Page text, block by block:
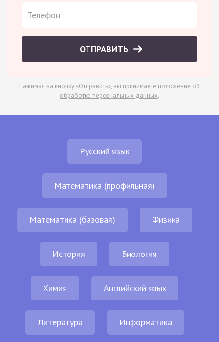
ОТПРАВИТЬ
Нажимая на кнопку «Отправить», вы принимаете положение об
обработке персональных данных.
Русский язык
Математика (профильная)
Математика (базовая) Физика
История Биология
Химия Английский язык
Литература Информатика